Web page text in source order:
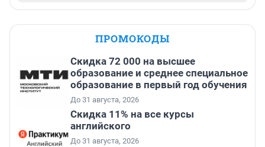
ПРОМОКОДЫ
Скидка 72 000 на высшее
образование и среднее специальное
образование в первый год обучения
До 31 августа, 2026
Скидка 11% на все курсы
английского
До 31 августа, 2026